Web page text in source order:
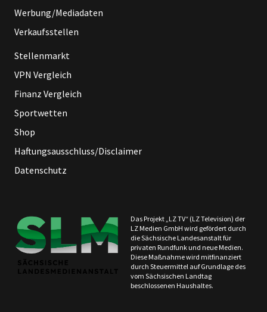
Werbung/Mediadaten
Verkaufsstellen
Stellenmarkt
VPN Vergleich
Finanz Vergleich
Sportwetten
Shop
Haftungsausschluss/Disclaimer
Datenschutz
Das Projekt „LZ TV“ (LZ Television) der
LZ Medien GmbH wird gefördert durch
die Sächsische Landesanstalt für
privaten Rundfunk und neue Medien.
Diese Maßnahme wird mitfinanziert
durch Steuermittel auf Grundlage des
vom Sächsischen Landtag
beschlossenen Haushaltes.